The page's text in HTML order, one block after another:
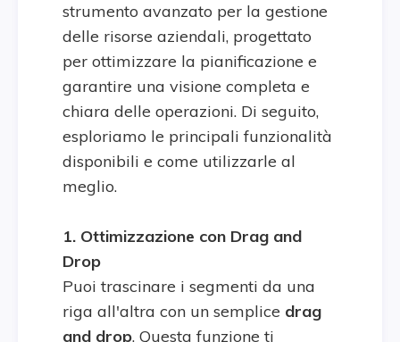
strumento avanzato per la gestione
delle risorse aziendali, progettato
per ottimizzare la pianificazione e
garantire una visione completa e
chiara delle operazioni. Di seguito,
esploriamo le principali funzionalità
disponibili e come utilizzarle al
meglio.
1. Ottimizzazione con Drag and
Drop
Puoi trascinare i segmenti da una
riga all'altra con un semplice drag
and drop. Questa funzione ti